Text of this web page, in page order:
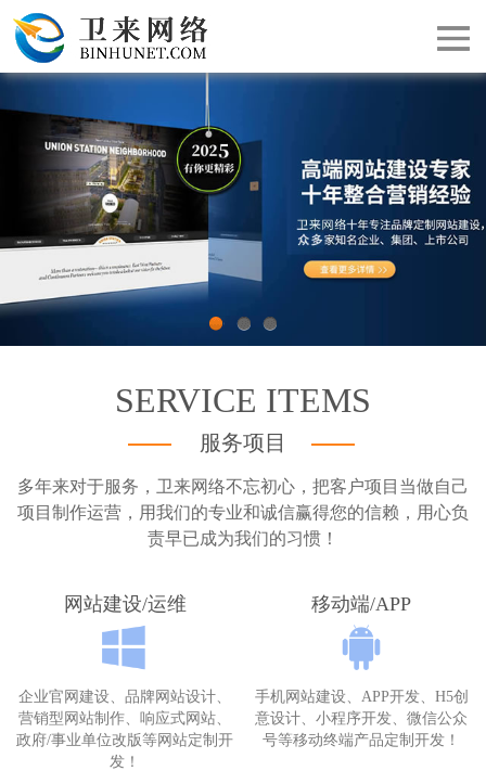
签约动态
客户案例
移动端/APP
联系我们
1 2 3
SERVICE ITEMS
服务项目
多年来对于服务，卫来网络不忘初心，把客户项目当做自己
项目制作运营，用我们的专业和诚信赢得您的信赖，用心负
责早已成为我们的习惯！
网站建设/运维
企业官网建设、品牌网站设计、
营销型网站制作、响应式网站、
政府/事业单位改版等网站定制开
发！
移动端/APP
手机网站建设、APP开发、H5创
意设计、小程序开发、微信公众
号等移动终端产品定制开发！